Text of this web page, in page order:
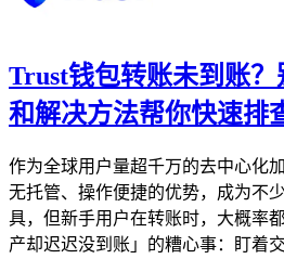
Trust钱包转账未到账？
和解决方法帮你快速排
作为全球用户量超千万的去中心化
无托管、操作便捷的优势，成为不
具，但新手用户在转账时，大概率
产却迟迟没到账」的糟心事：盯着